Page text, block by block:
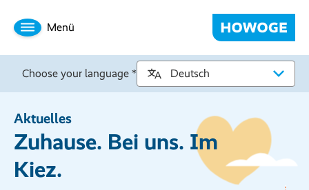
Menü
Choose your language *
Aktuelles
Zuhause. Bei uns. Im
Kiez.